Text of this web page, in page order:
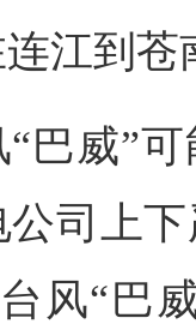
江到
巴威”
公司上
风“巴